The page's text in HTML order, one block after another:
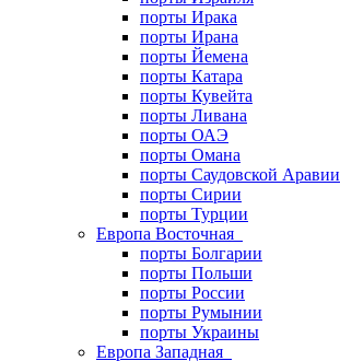
порты Ирака
порты Ирана
порты Йемена
порты Катара
порты Кувейта
порты Ливана
порты ОАЭ
порты Омана
порты Саудовской Аравии
порты Сирии
порты Турции
Европа Восточная
порты Болгарии
порты Польши
порты России
порты Румынии
порты Украины
Европа Западная